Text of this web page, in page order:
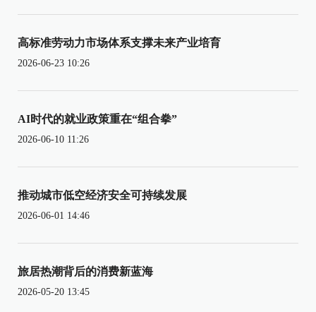
高标准劳动力市场体系支撑未来产业培育
2026-06-23 10:26
AI时代的就业政策重在“组合拳”
2026-06-10 11:26
推动城市低空经济安全可持续发展
2026-06-01 14:46
旅居热潮背后的消费新蓝海
2026-05-20 13:45